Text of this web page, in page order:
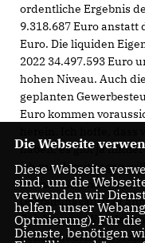
ordentliche Ergebnis
9.318.687 Euro anstatt
Euro. Die liquiden
2022 34.497.593 Euro
hohen Niveau. Auch
geplanten
Euro kommen
haben, es gibt ja
ich nur damit sagen
Laune – vielmehr sollte
Gestaltungsauftrag
Spielräume. Wir
Die Webseite
Diese Webseite
sind, um die
verwenden wir
helfen, unser
Optmierung). Für
Dienste, benötigen